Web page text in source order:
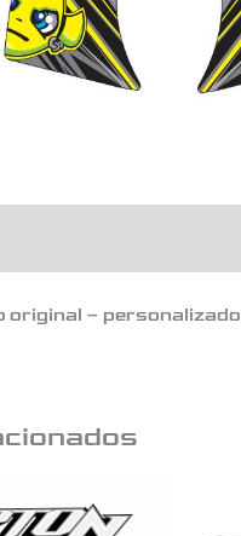
original – personalizado